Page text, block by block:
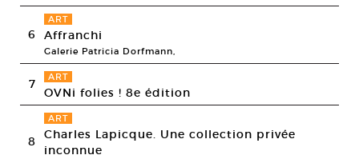
6
ART
Affranchi
Galerie Patricia Dorfmann,
7 ART
OVNi folies ! 8e édition
8
ART
Charles Lapicque. Une collection privée
inconnue